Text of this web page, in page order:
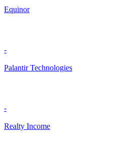
Equinor
-
Palantir Technologies
-
Realty Income